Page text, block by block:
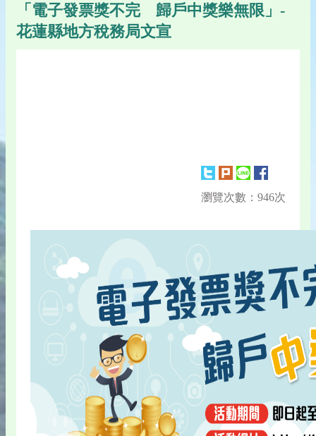
「電子發票獎不完 歸戶中獎樂無限」-
花蓮縣地方稅務局文宣
瀏覽次數：946次